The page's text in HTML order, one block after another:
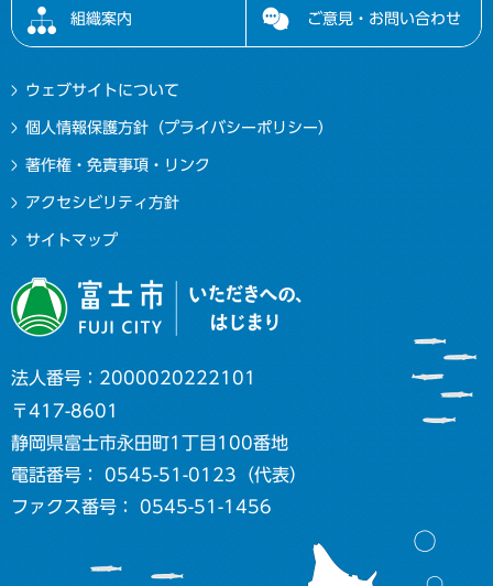
組織案内 ご意見・お問い合わせ
ウェブサイトについて
個人情報保護方針（プライバシーポリシー）
著作権・免責事項・リンク
アクセシビリティ方針
サイトマップ
法人番号：2000020222101
〒417-8601
静岡県富士市永田町1丁目100番地
電話番号： 0545-51-0123（代表）
ファクス番号： 0545-51-1456